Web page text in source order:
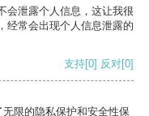
会泄露个人信息，这让我很
经常会出现个人信息泄露的
支持[0] 反对[0]
限的隐私保护和安全性保